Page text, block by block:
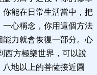
能在日常生活當中，把
心稱念，你用這個方法
力就會恢復一部分。心
西方極樂世界，可以說
地以上的菩薩接近圓